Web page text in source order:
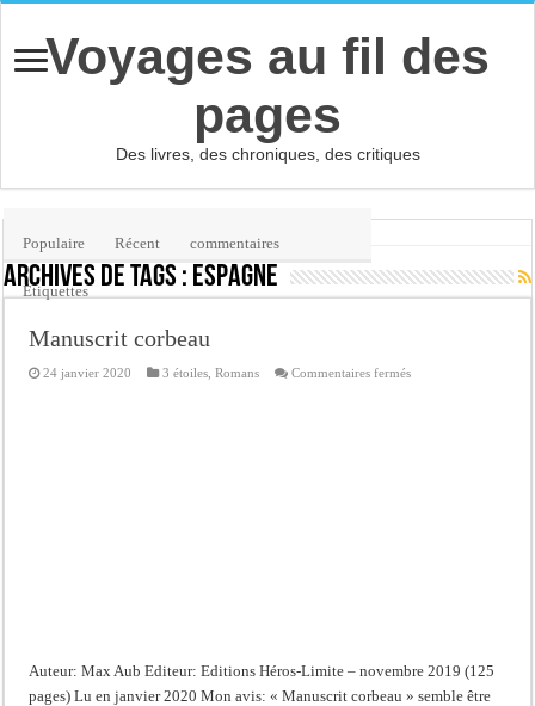
Voyages au fil des
pages
Des livres, des chroniques, des critiques
Archives de tags : Espagne
Manuscrit corbeau
24 janvier 2020 3 étoiles ,Romans Commentaires ferméssur
Auteur: Max Aub Editeur: Editions Héros-Limite – novembre 2019 (125
pages) Lu en janvier 2020 Mon avis: « Manuscrit corbeau » semble être
Populaire Récent commentaires
Etiquettes